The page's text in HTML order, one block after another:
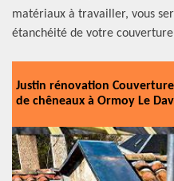
matériaux à travailler, vous
étanchéité de votre
Justin rénovation
de chêneaux à Ormoy Le